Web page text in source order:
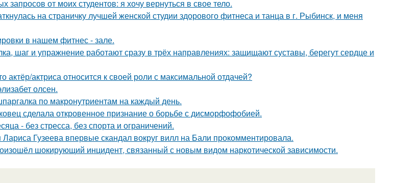
запросов от моих студентов: я хочу вернуться в свое тело.
на страничку лучшей женской студии здорового фитнеса и танца в г. Рыбинск, и меня
в нашем фитнес - зале.
шаг и упражнение работают сразу в трёх направлениях: защищают суставы, берегут сердце и
актёр/актриса относится к своей роли с максимальной отдачей?
олсен.
по макронутриентам на каждый день.
сделала откровенное признание о борьбе с дисморфофобией.
- без стресса, без спорта и ограничений.
Гузеева впервые скандал вокруг вилл на Бали прокомментировала.
шокирующий инцидент, связанный с новым видом наркотической зависимости.